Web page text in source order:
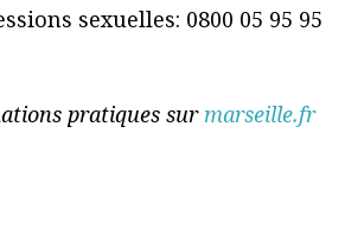
sexuelles: 0800 05 95 95
pratiques sur marseille.fr